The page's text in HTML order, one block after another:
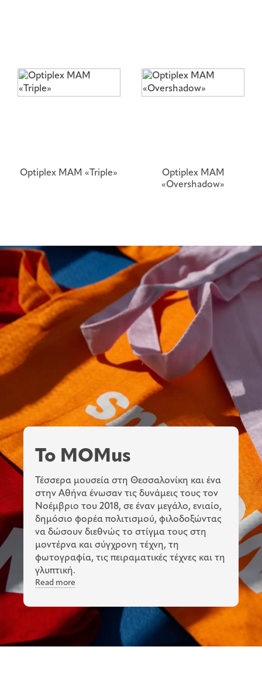
Optiplex ΜΑΜ «Triple»
Optiplex ΜΑΜ
«Overshadow»
To MOMus
Τέσσερα μουσεία στη Θεσσαλονίκη και ένα
στην Αθήνα ένωσαν τις δυνάμεις τους τον
Νοέμβριο του 2018, σε έναν μεγάλο, ενιαίο,
δημόσιο φορέα πολιτισμού, φιλοδοξώντας
να δώσουν διεθνώς το στίγμα τους στη
μοντέρνα και σύγχρονη τέχνη, τη
φωτογραφία, τις πειραματικές τέχνες και τη
γλυπτική.
Read more